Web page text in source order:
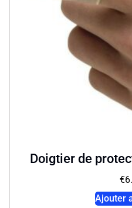
Doigtier de
€
Ajouter